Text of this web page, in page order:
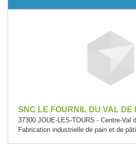
SNC LE FOURNIL DU VAL DE
37300 JOUE-LES-TOURS - Centre-Val
Fabrication industrielle de pain et de